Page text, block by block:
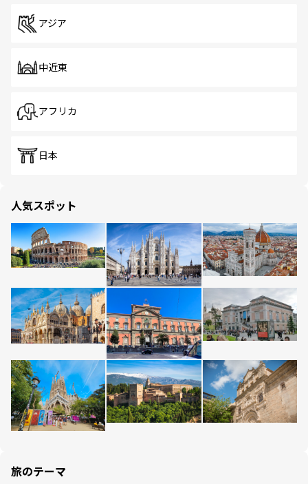
アジア
中近東
アフリカ
日本
人気スポット
旅のテーマ